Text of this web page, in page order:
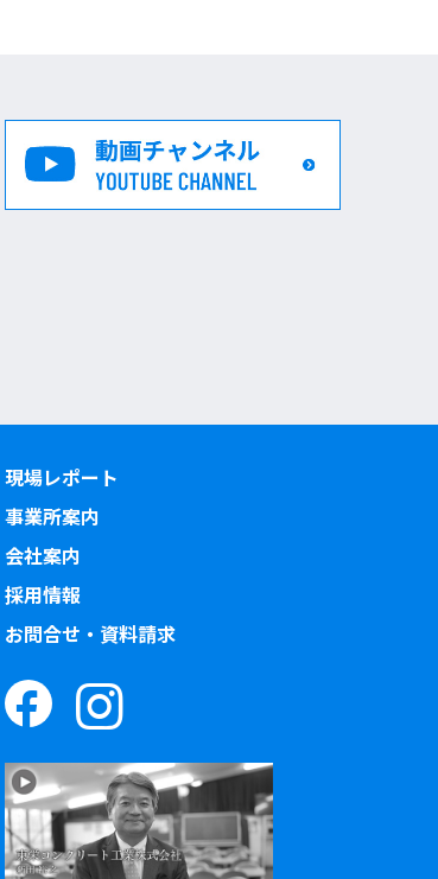
現場レポート
事業所案内
会社案内
採用情報
お問合せ・資料請求